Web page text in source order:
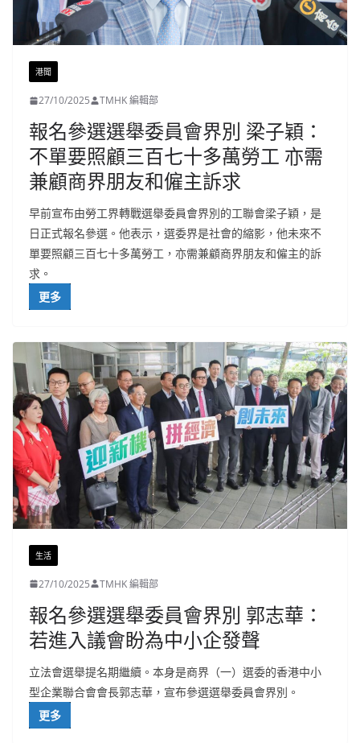
港聞
27/10/2025 TMHK 編輯部
報名參選選舉委員會界別 梁子穎：
不單要照顧三百七十多萬勞工 亦需
兼顧商界朋友和僱主訴求
早前宣布由勞工界轉戰選舉委員會界別的工聯會梁子穎，是
日正式報名參選。他表示，選委界是社會的縮影，他未來不
單要照顧三百七十多萬勞工，亦需兼顧商界朋友和僱主的訴
求。
更多
生活
27/10/2025 TMHK 編輯部
報名參選選舉委員會界別 郭志華：
若進入議會盼為中小企發聲
立法會選舉提名期繼續。本身是商界（一）選委的香港中小
型企業聯合會會長郭志華，宣布參選選舉委員會界別。
更多